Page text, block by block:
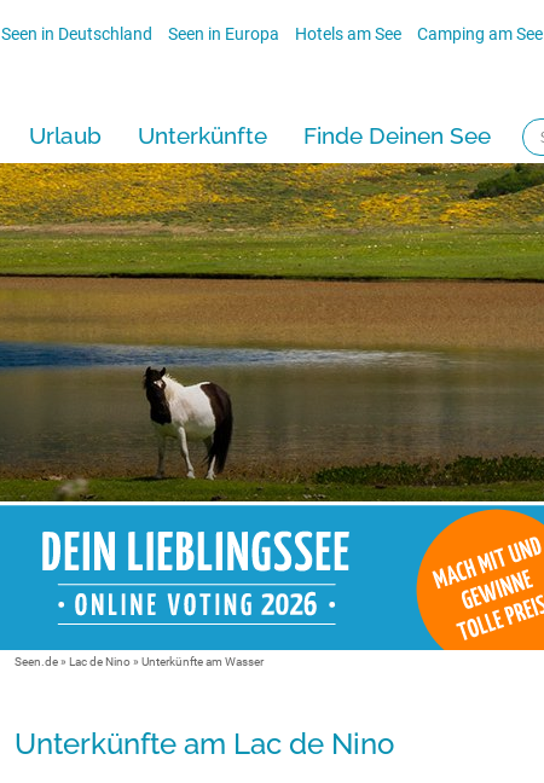
Seen in Deutschland Seen in Europa Hotels am See Camping am See
Urlaub Unterkünfte Finde Deinen See
Seen.de» Lac de Nino» Unterkünfte am Wasser
Unterkünfte am Lac de Nino